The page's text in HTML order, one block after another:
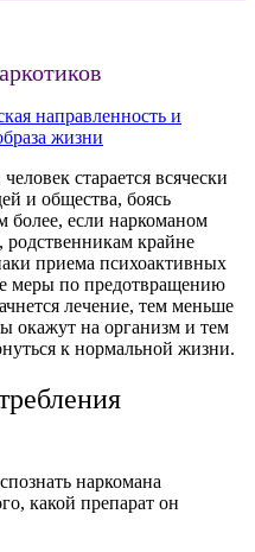
направленность и
жизни
старается всячески
и общества, боясь
более, если наркоманом
родственникам крайне
приема психоактивных
меры по предотвращению
лечение, тем меньше
окажут на организм и тем
к нормальной жизни.
наркомана
какой препарат он